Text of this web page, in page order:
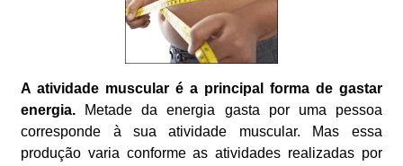
A atividade muscular é a principal forma de gastar
energia. Metade da energia gasta por uma pessoa
corresponde à sua atividade muscular. Mas essa
produção varia conforme as atividades realizadas por